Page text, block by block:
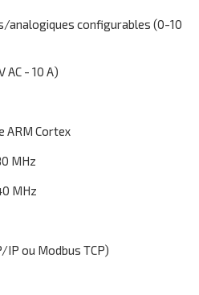
analogiques configurables (0-10
- 10 A)
ARM Cortex
MHz
MHz
IP ou Modbus TCP)